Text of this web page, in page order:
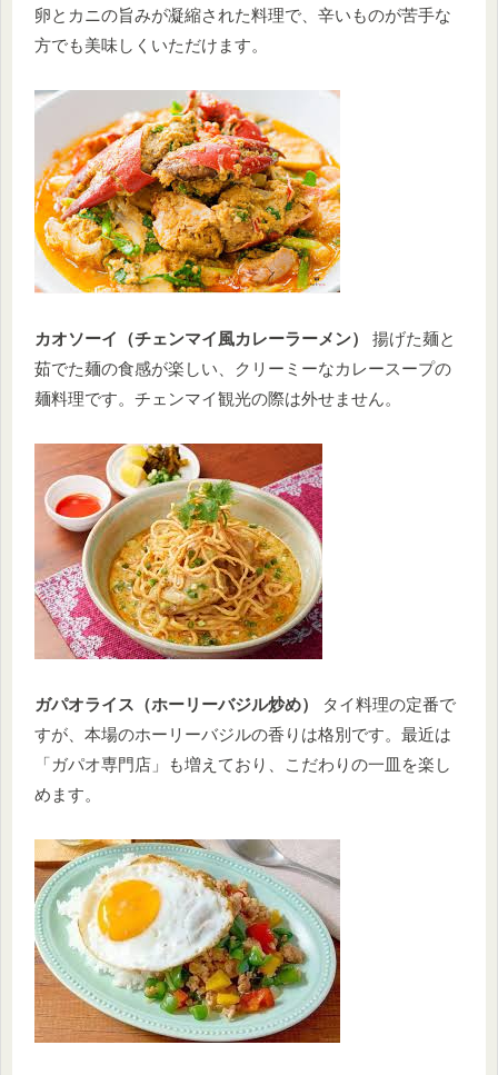
卵とカニの旨みが凝縮された料理で、辛いものが苦手な
方でも美味しくいただけます。
カオソーイ（チェンマイ風カレーラーメン）
揚げた麺と
茹でた麺の食感が楽しい、クリーミーなカレースープの
麺料理です。チェンマイ観光の際は外せません。
ガパオライス（ホーリーバジル炒め）
タイ料理の定番で
すが、本場のホーリーバジルの香りは格別です。最近は
「ガパオ専門店」も増えており、こだわりの一皿を楽し
めます。